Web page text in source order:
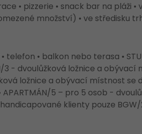
• pizzerie • snack bar na pláži
množství) • ve středisku
• telefon • balkon nebo terasa •
3 - dvoulůžková ložnice a
ložnice a obývací místnost
5 – pro 5 osob -
klienty pouze